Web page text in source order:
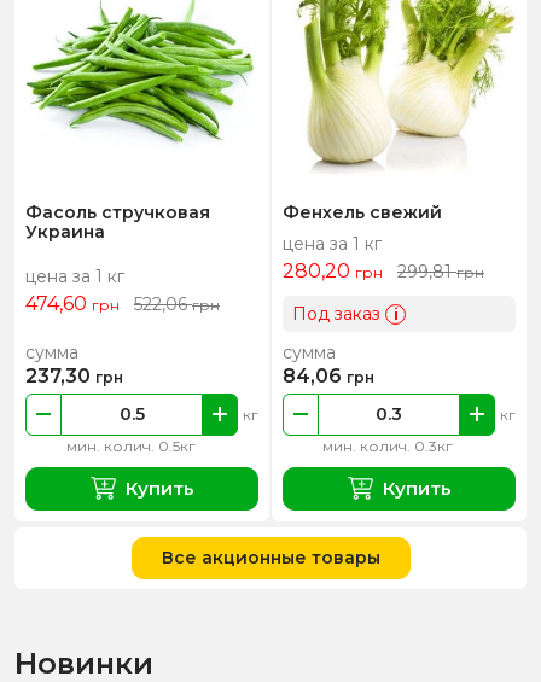
Фасоль стручковая
Украина
цена за 1 кг
474,60 грн 522,06грн
мин. колич. 0.5кг
кг
сумма
237,30 грн
Купить
Фенхель свежий
цена за 1 кг
280,20 грн 299,81грн
Под заказ i
мин. колич. 0.3кг
кг
сумма
84,06 грн
Купить
Все акционные товары
Новинки